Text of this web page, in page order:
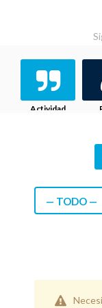
Actividad
— TODO —